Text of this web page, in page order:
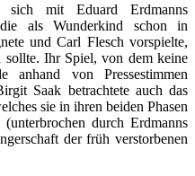
sich mit Eduard Erdmanns
als Wunderkind schon in
und Carl Flesch vorspielte,
sollte. Ihr Spiel, von dem keine
anhand von Pressestimmen
Saak betrachtete auch das
sie in ihren beiden Phasen
durch Erdmanns
der früh verstorbenen